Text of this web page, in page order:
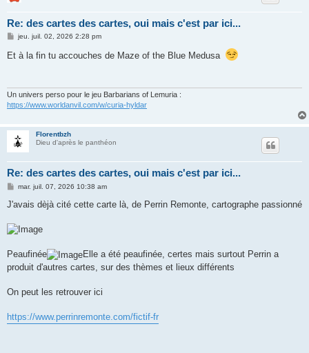
Re: des cartes des cartes, oui mais c'est par ici...
M
s
s
jeu. juil. 02, 2026 2:28 pm
Et à la fin tu accouches de Maze of the Blue Medusa
Un univers perso pour le jeu Barbarians of Lemuria :
https://www.worldanvil.com/w/curia-hyldar
Florentbzh
Dieu d'après le panthéon
Re: des cartes des cartes, oui mais c'est par ici...
M
s
g
e
mar. juil. 07, 2026 10:38 am
J'avais dèjà cité cette carte là, de Perrin Remonte, cartographe passionné
Peaufinée
Elle a été peaufinée, certes mais surtout Perrin a
produit d'autres cartes, sur des thèmes et lieux différents
On peut les retrouver ici
https://www.perrinremonte.com/fictif-fr